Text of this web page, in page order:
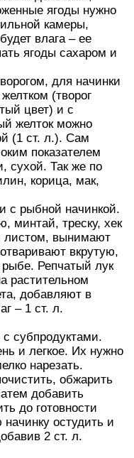
ягоды нужно
камеры,
влага – ее
ягоды сахаром и
для начинки
(творог
цвет) и с
желток можно
(1 ст. л.). Сам
показателем
сухой. Так же по
корица, мак,
с рыбной начинкой.
минтай, треску, хек
листом, вынимают
вкрутую,
Репчатый лук
растительном
добавляют в
– 1 ст. л.
субпродуктами.
и легкое. Их нужно
нарезать.
обжарить
добавить
до готовности
остудить и
2 ст. л.